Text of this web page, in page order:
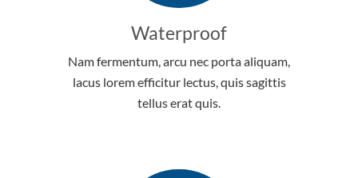
Waterproof
Nam fermentum, arcu nec porta aliquam,
lacus lorem efficitur lectus, quis sagittis
tellus erat quis.